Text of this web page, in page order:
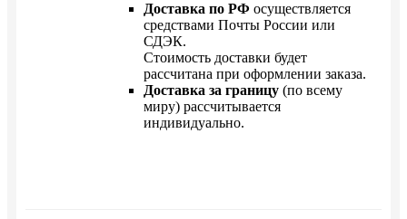
Доставка по РФ осуществляется
средствами Почты России или
СДЭК.
Стоимость доставки будет
рассчитана при оформлении заказа.
Доставка за границу (по всему
миру) рассчитывается
индивидуально.